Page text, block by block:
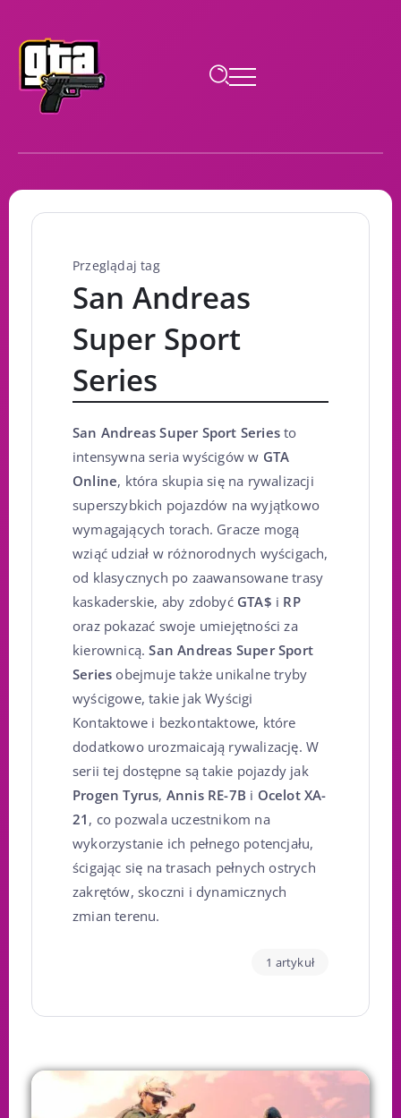
Przeglądaj tag
San Andreas
Super Sport
Series
San Andreas Super Sport Series to
intensywna seria wyścigów w GTA
Online, która skupia się na rywalizacji
superszybkich pojazdów na wyjątkowo
wymagających torach. Gracze mogą
wziąć udział w różnorodnych wyścigach,
od klasycznych po zaawansowane trasy
kaskaderskie, aby zdobyć GTA$ i RP
oraz pokazać swoje umiejętności za
kierownicą.San Andreas Super Sport
Series obejmuje także unikalne tryby
wyścigowe, takie jak Wyścigi
Kontaktowe i bezkontaktowe, które
dodatkowo urozmaicają rywalizację. W
serii tej dostępne są takie pojazdy jak
Progen Tyrus, Annis RE-7B i Ocelot XA-
21 , co pozwala uczestnikom na
wykorzystanie ich pełnego potencjału,
ścigając się na trasach pełnych ostrych
zakrętów, skoczni i dynamicznych
zmian terenu.
1 artykuł